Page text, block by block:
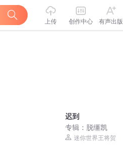
上传 创作中心 有声出版
迟到
专辑： 脱缰凯
迷你世界王将贺